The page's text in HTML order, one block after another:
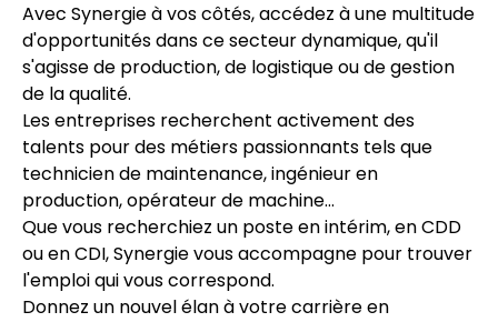
Avec Synergie à vos côtés, accédez à une multitude
d'opportunités dans ce secteur dynamique, qu'il
s'agisse de production, de logistique ou de gestion
de la qualité.
Les entreprises recherchent activement des
talents pour des métiers passionnants tels que
technicien de maintenance, ingénieur en
production, opérateur de machine...
Que vous recherchiez un poste en intérim, en CDD
ou en CDI, Synergie vous accompagne pour trouver
l'emploi qui vous correspond.
Donnez un nouvel élan à votre carrière en